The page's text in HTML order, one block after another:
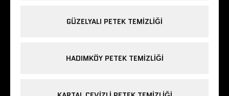
GÜZELYALI PETEK TEMIZLIĞI
HADIMKÖY PETEK TEMIZLIĞI